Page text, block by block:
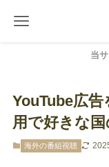
当
YouTube広
用で好きな国
海外の番組視聴